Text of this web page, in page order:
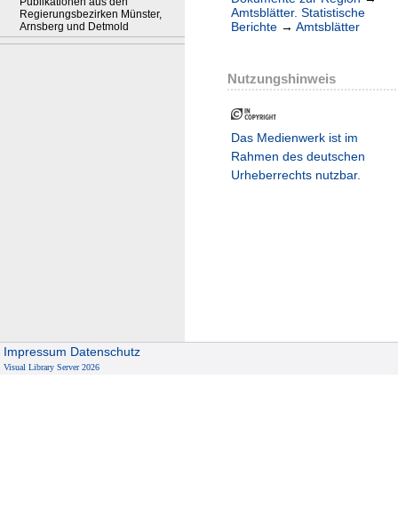
Regierungsbezirken Münster,
Arnsberg und Detmold
Amtsblätter. Statistische
Berichte → Amtsblätter
Nutzungshinweis
Das Medienwerk ist im
Rahmen des deutschen
Urheberrechts nutzbar.
Impressum Datenschutz
Visual Library Server 2026